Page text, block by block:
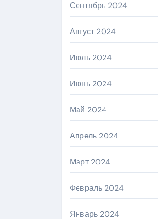
Сентябрь 2024
Август 2024
Июль 2024
Июнь 2024
Май 2024
Апрель 2024
Март 2024
Февраль 2024
Январь 2024